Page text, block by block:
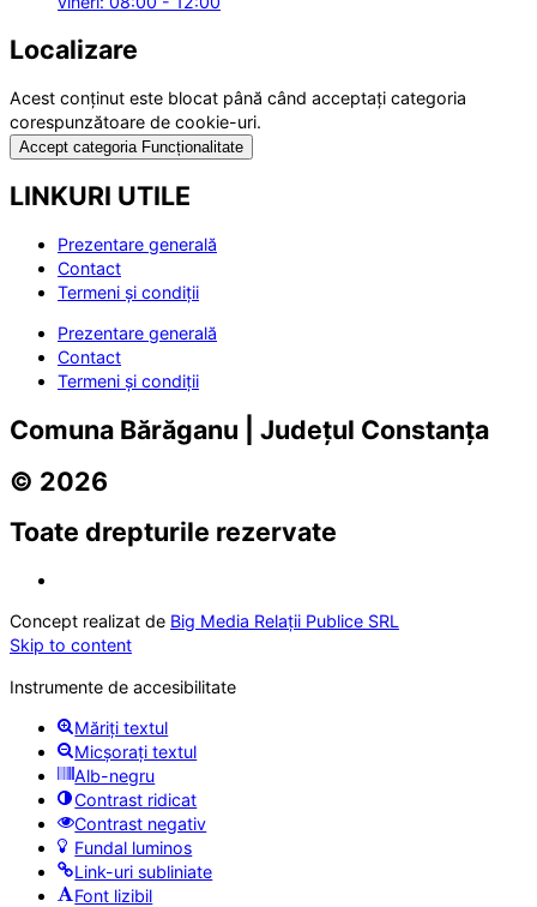
Localizare
Acest conținut este blocat până când acceptați categoria
corespunzătoare de cookie-uri.
Accept categoria Funcționalitate
LINKURI UTILE
Prezentare generală
Contact
Termeni și condiții
Prezentare generală
Contact
Termeni și condiții
Comuna Bărăganu | Județul Constanța
© 2026
Toate drepturile rezervate
Concept realizat de Big Media Relații Publice SRL
Skip to content
Instrumente de accesibilitate
Măriți textul
Micșorați textul
Alb-negru
Contrast ridicat
Contrast negativ
Fundal luminos
Link-uri subliniate
Font lizibil